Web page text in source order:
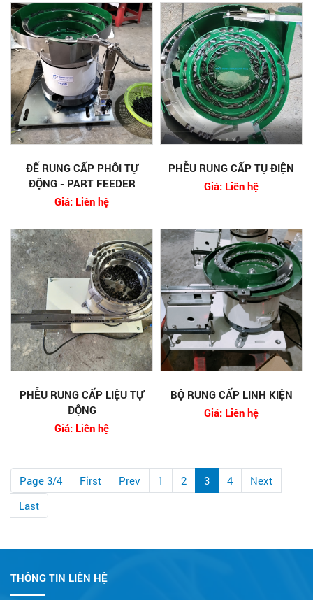
ĐẾ RUNG CẤP PHÔI TỰ
ĐỘNG - PART FEEDER
Giá: Liên hệ
PHỄU RUNG CẤP TỤ ĐIỆN
Giá: Liên hệ
PHỄU RUNG CẤP LIỆU TỰ
ĐỘNG
Giá: Liên hệ
BỘ RUNG CẤP LINH KIỆN
Giá: Liên hệ
Page 3/4 First Prev 1 2 3 4
Next
Last
THÔNG TIN LIÊN HỆ